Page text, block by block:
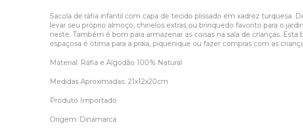
Sacola de ráfia infantil com capa de tecido plissado em xadrez turquesa.
levar seu próprio almoço, chinelos extras ou brinquedo favorito para o
neste. Também é bom para armazenar as coisas na sala de crianças. Esta
espaçosa é ótima para a praia, piquenique ou fazer compras com as
Material: Ráfia e Algodão 100% Natural
Medidas Aproximadas: 21x12x20cm
Produto Importado
Origem: Dinamarca